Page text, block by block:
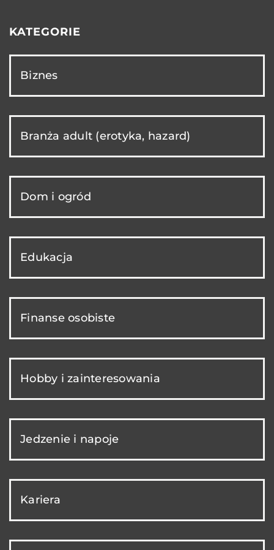
KATEGORIE
Biznes
Branża adult (erotyka, hazard)
Dom i ogród
Edukacja
Finanse osobiste
Hobby i zainteresowania
Jedzenie i napoje
Kariera